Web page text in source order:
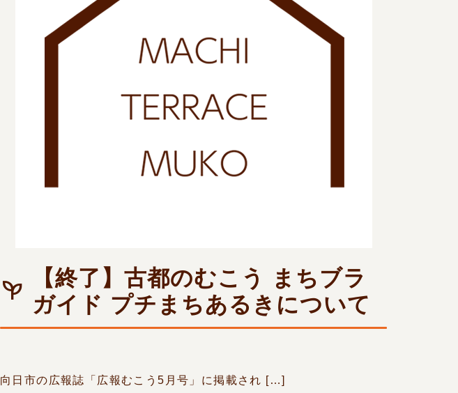
【終了】古都のむこう まちブラ
ガイド プチまちあるきについて
向日市の広報誌「広報むこう5月号」に掲載され […]